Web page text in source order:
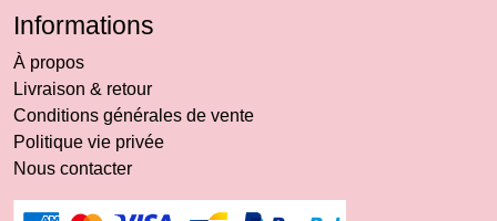
Informations
À propos
Livraison & retour
Conditions générales de vente
Politique vie privée
Nous contacter